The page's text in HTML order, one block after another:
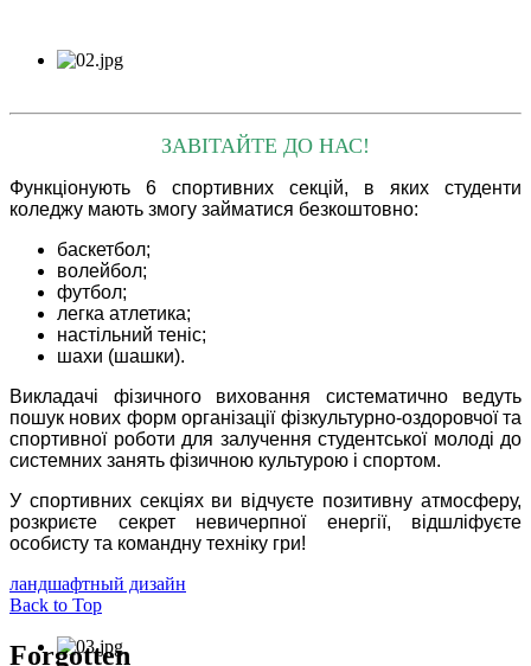
ЗАВІТАЙТЕ ДО НАС!
Функціонують 6 спортивних секцій, в яких студенти
коледжу мають змогу займатися безкоштовно:
баскетбол;
волейбол;
футбол;
легка атлетика;
настільний теніс;
шахи (шашки).
Викладачі фізичного виховання систематично ведуть
пошук нових форм організації фізкультурно-оздоровчої та
спортивної роботи для залучення студентської молоді до
системних занять фізичною культурою і спортом.
У спортивних секціях ви відчуєте позитивну атмосферу,
розкриєте секрет невичерпної енергії, відшліфуєте
особисту та командну техніку гри!
ландшафтный дизайн
Back to Top
Forgotten